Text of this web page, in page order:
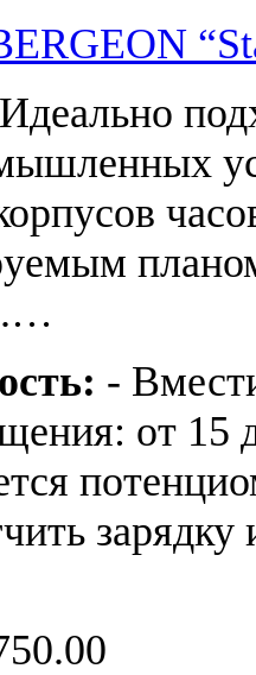
Идеально
-
от 15